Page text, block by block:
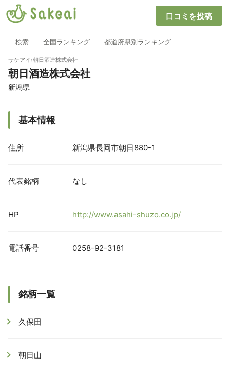
口コミを投稿
検索 全国ランキング 都道府県別ランキング
サケアイ ›朝日酒造株式会社
朝日酒造株式会社
新潟県
基本情報
住所 新潟県長岡市朝日880-1
代表銘柄 なし
HP http://www.asahi-shuzo.co.jp/
電話番号 0258-92-3181
銘柄一覧
久保田
朝日山